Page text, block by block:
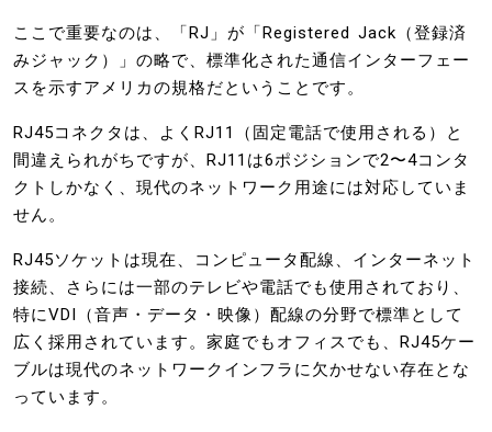
ここで重要なのは、「RJ」が「Registered Jack（登録済
みジャック）」の略で、標準化された通信インターフェー
スを示すアメリカの規格だということです。
RJ45コネクタは、よくRJ11（固定電話で使用される）と
間違えられがちですが、RJ11は6ポジションで2〜4コンタ
クトしかなく、現代のネットワーク用途には対応していま
せん。
RJ45ソケットは現在、コンピュータ配線、インターネット
接続、さらには一部のテレビや電話でも使用されており、
特にVDI（音声・データ・映像）配線の分野で標準として
広く採用されています。家庭でもオフィスでも、RJ45ケー
ブルは現代のネットワークインフラに欠かせない存在とな
っています。